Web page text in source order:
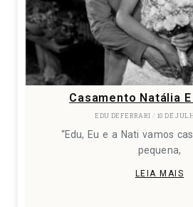
Casamento Natália
EDU DEFERRARI 10 DE
“Edu, Eu e a Nati vamos
pequena,
LEIA MAIS